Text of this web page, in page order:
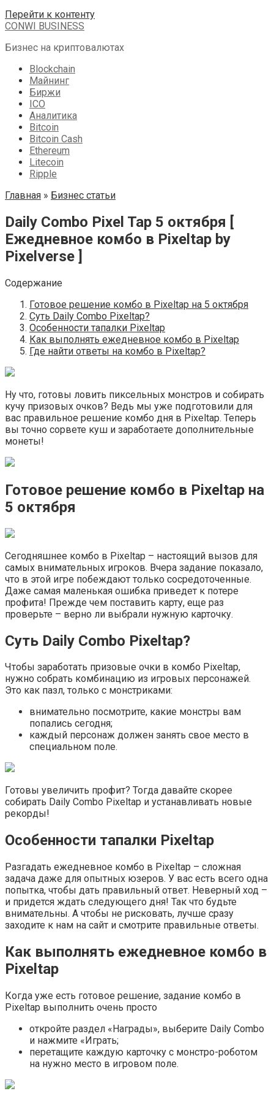
Перейти к контенту
CONWI BUSINESS
Бизнес на криптовалютах
Blockchain
Майнинг
Биржи
ICO
Аналитика
Bitcoin
Bitcoin Cash
Ethereum
Litecoin
Ripple
Главная » Бизнес статьи
Daily Combo Pixel Tap 5 октября [
Ежедневное комбо в Pixeltap by
Pixelverse ]
Содержание
Готовое решение комбо в Pixeltap на 5 октября
Суть Daily Combo Pixeltap?
Особенности тапалки Pixeltap
Как выполнять ежедневное комбо в Pixeltap
Где найти ответы на комбо в Pixeltap?
Ну что, готовы ловить пиксельных монстров и собирать
кучу призовых очков? Ведь мы уже подготовили для
вас правильное решение комбо дня в Pixeltap. Теперь
вы точно сорвете куш и заработаете дополнительные
монеты!
Готовое решение комбо в Pixeltap на
5 октября
Сегодняшнее комбо в Pixeltap – настоящий вызов для
самых внимательных игроков. Вчера задание показало,
что в этой игре побеждают только сосредоточенные.
Даже самая маленькая ошибка приведет к потере
профита! Прежде чем поставить карту, еще раз
проверьте – верно ли выбрали нужную карточку.
Суть Daily Combo Pixeltap?
Чтобы заработать призовые очки в комбо Pixeltap,
нужно собрать комбинацию из игровых персонажей.
Это как пазл, только с монстриками:
внимательно посмотрите, какие монстры вам
попались сегодня;
каждый персонаж должен занять свое место в
специальном поле.
Готовы увеличить профит? Тогда давайте скорее
собирать Daily Combo Pixeltap и устанавливать новые
рекорды!
Особенности тапалки Pixeltap
Разгадать ежедневное комбо в Pixeltap – сложная
задача даже для опытных юзеров. У вас есть всего одна
попытка, чтобы дать правильный ответ. Неверный ход –
и придется ждать следующего дня! Так что будьте
внимательны. А чтобы не рисковать, лучше сразу
заходите к нам на сайт и смотрите правильные ответы.
Как выполнять ежедневное комбо в
Pixeltap
Когда уже есть готовое решение, задание комбо в
Pixeltap выполнить очень просто
откройте раздел «Награды», выберите Daily Combo
и нажмите «Играть;
перетащите каждую карточку с монстро-роботом
на нужно место в игровом поле.